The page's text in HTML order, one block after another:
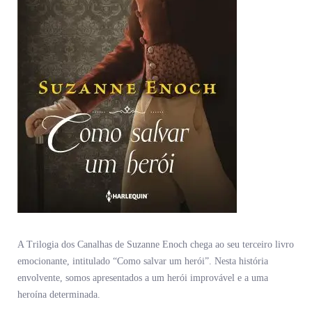
A Trilogia dos Canalhas de Suzanne Enoch chega ao seu terceiro livro
emocionante, intitulado “Como salvar um herói”. Nesta história
envolvente, somos apresentados a um herói improvável e a uma
heroína determinada.